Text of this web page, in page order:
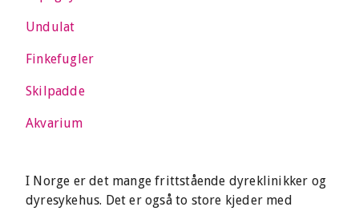
Undulat
Finkefugler
Skilpadde
Akvarium
I Norge er det mange frittstående dyreklinikker og
dyresykehus. Det er også to store kjeder med